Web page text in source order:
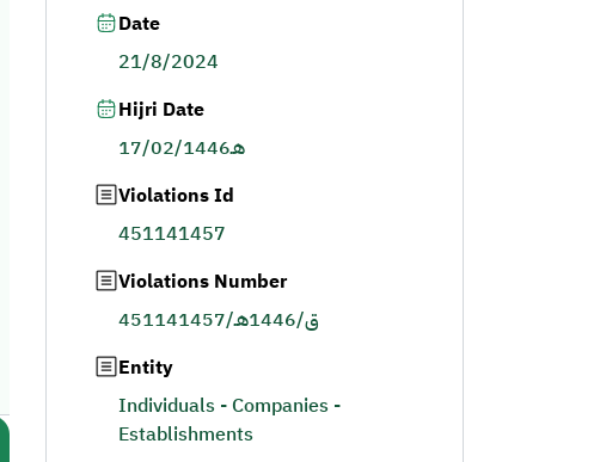
Date
21/8/2024
Hijri Date
17/02/1446هـ
Violations Id
451141457
Violations Number
451141457/ق/1446هـ
Entity
Individuals - Companies -
Establishments